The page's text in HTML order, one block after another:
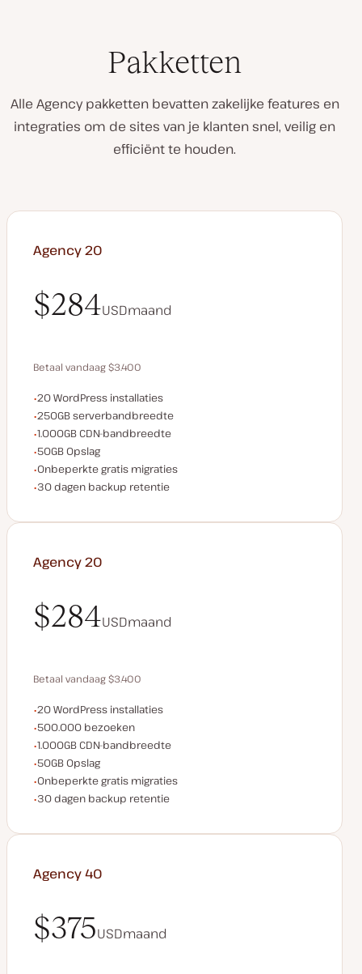
Pakketten
Alle Agency pakketten bevatten zakelijke features en
integraties om de sites van je klanten snel, veilig en
efficiënt te houden.
Agency 20
$284USDmaand
Betaal vandaag $3.400
Bespaar $680 door jaarlijks te betalen
WordPress installaties
20 WordPress installaties
Serverbandbreedte
250GB serverbandbreedte
CDN bandbreedte
1.000GB CDN-bandbreedte
Opslagruimte
50GB Opslag
Onbeperkte migraties
Onbeperkte gratis migraties
Backup retentie
30 dagen backup retentie
Agency 20
$284USDmaand
Betaal vandaag $3.400
Bespaar $680 door jaarlijks te betalen
WordPress installaties
20 WordPress installaties
Maandelijkse bezoeken
500.000 bezoeken
CDN bandbreedte
1.000GB CDN-bandbreedte
Opslagruimte
50GB Opslag
Onbeperkte migraties
Onbeperkte gratis migraties
Backup retentie
30 dagen backup retentie
Agency 40
$375USDmaand